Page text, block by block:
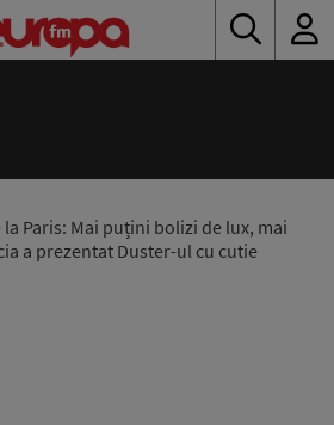
Paris: Mai puțini bolizi de lux, mai
a prezentat Duster-ul cu cutie